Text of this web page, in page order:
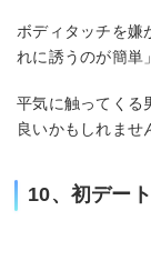
ボディタッチを嫌
れに誘うのが簡単
平気に触ってくる
良いかもしれませ
10、初デー